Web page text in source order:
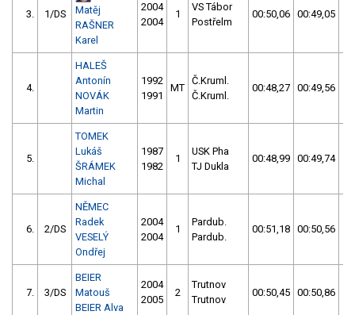
3. 1/DS
Matěj
RAŠNER
Karel
2004
2004
1
VS Tábor
Postřelm
00:50,06 00:49,05
4.
HALEŠ
Antonín
NOVÁK
Martin
1992
1991
MT
Č.Kruml.
Č.Kruml.
00:48,27 00:49,56
5.
TOMEK
Lukáš
ŠRÁMEK
Michal
1987
1982
1
USK Pha
TJ Dukla
00:48,99 00:49,74
6. 2/DS
NĚMEC
Radek
VESELÝ
Ondřej
2004
2004
1
Pardub.
Pardub.
00:51,18 00:50,56
7. 3/DS
BEIER
Matouš
BEIER Alva
2004
2005
2
Trutnov
Trutnov
00:50,45 00:50,86